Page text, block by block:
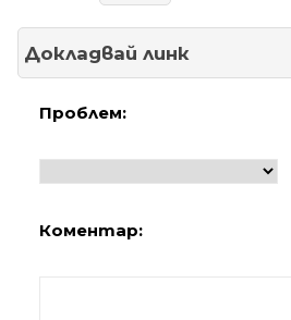
Докладвай линк
Проблем:
Коментар: